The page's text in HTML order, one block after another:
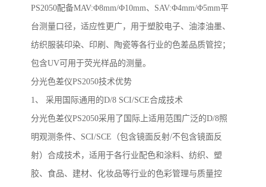
PS2050配备MAV:Φ8mm/Φ10mm、 SAV:Φ4mm/Φ5mm平
台测量口径，适应性更广，用于塑胶电子、油漆油墨、
纺织服装印染、印刷、陶瓷等各行业的色差品质管控；
包含UV可用于荧光样品的测量。
分光色差仪PS2050技术优势
1、 采用国际通用的D/8 SCI/SCE合成技术
分光色差仪PS2050采用了国际上适用范围广泛的D/8照
明观测条件、 SCI/SCE （包含镜面反射/不包含镜面反
射）合成技术，适用于各行业配色和涂料、纺织、塑
胶、食品、建材、化妆品等行业的色彩管理与质量控